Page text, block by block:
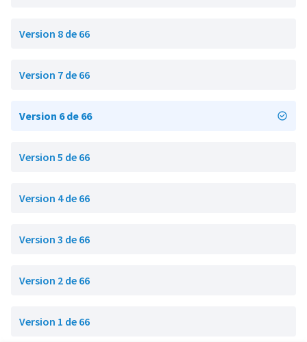
Version 8 de 66
Version 7 de 66
Version 6 de 66
Version 5 de 66
Version 4 de 66
Version 3 de 66
Version 2 de 66
Version 1 de 66